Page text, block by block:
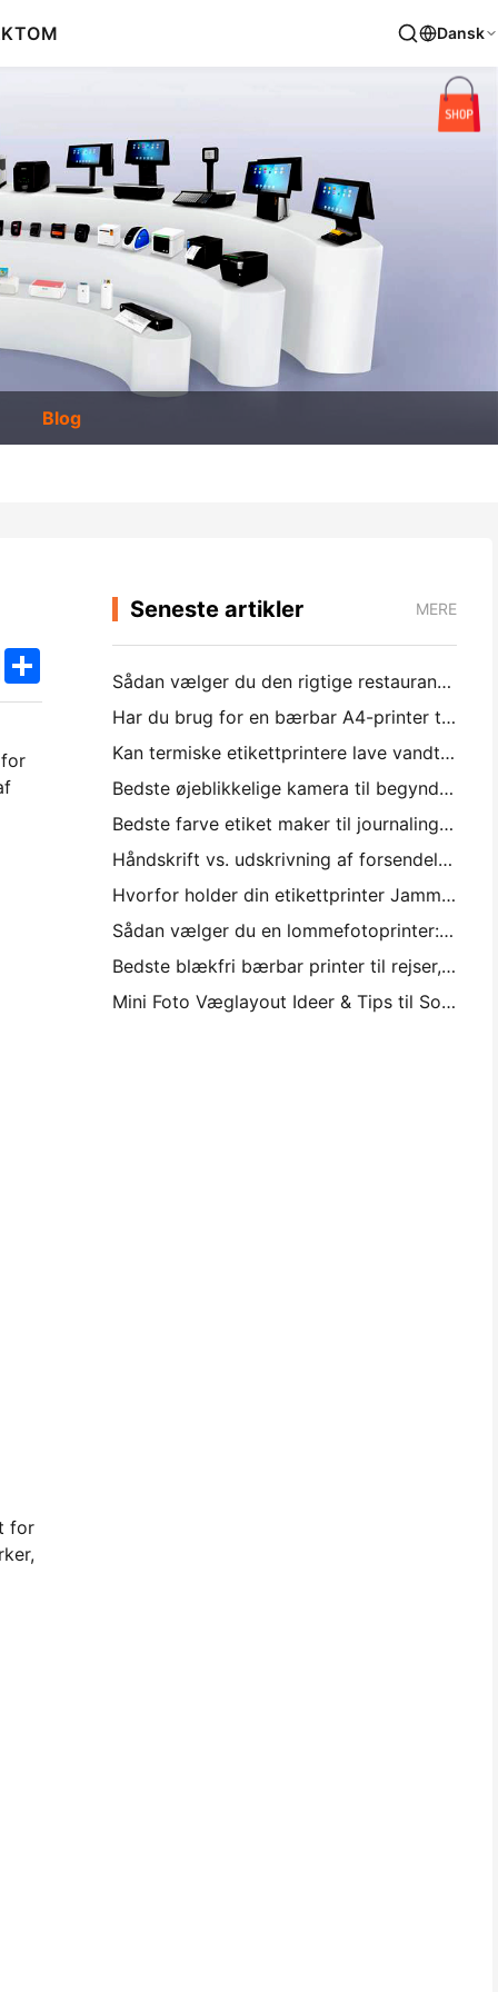
OM Dansk
Blog
TwitterShare
for
Seneste artikler MERE
Sådan vælger du den rigtige restaurant software til din lille eller mellemstore restaurant
Har du brug for en bærbar A4-printer til lagerfakturaer? Hvad faktisk virker
Kan termiske etikettprintere lave vandtætte etiketter til små virksomhedsprodukter?
Bedste øjeblikkelige kamera til begyndere, der ikke ønsker at spilde papir
Bedste farve etiket maker til journaling og scrapbooking: føj mere farve til hver side
Håndskrift vs. udskrivning af forsendelsesetiketter: Tips til små virksomheder i 2026
Hvorfor holder din etikettprinter Jamming?
Sådan vælger du en lommefotoprinter: En komplet guide til journaling, rejser og iPhone-brugere
Bedste blækfri bærbar printer til rejser, skole og mobil arbejde: Hanin MT620 Pro anmeldelse
Mini Foto Væglayout Ideer & Tips til Soveværelse og Sovesal Dekoration